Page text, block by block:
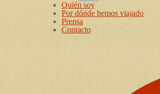
Quién soy
Por dónde hemos viajado
Prensa
Contacto